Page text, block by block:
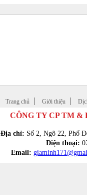
Trang chủ Giới thiệu
CÔNG TY CP TM &
Địa chỉ: Số 2, Ngõ 22, Phố
Điện thoại:
Email: